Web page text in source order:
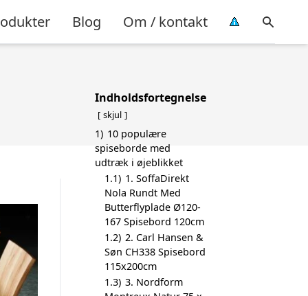
Blog Om / kontakt
Indholdsfortegnelse
skjul
1) 10 populære
spiseborde med
udtræk i øjeblikket
1.1) 1. SoffaDirekt
Nola Rundt Med
Butterflyplade Ø120-
167 Spisebord 120cm
1.2) 2. Carl Hansen &
Søn CH338 Spisebord
115x200cm
1.3) 3. Nordform